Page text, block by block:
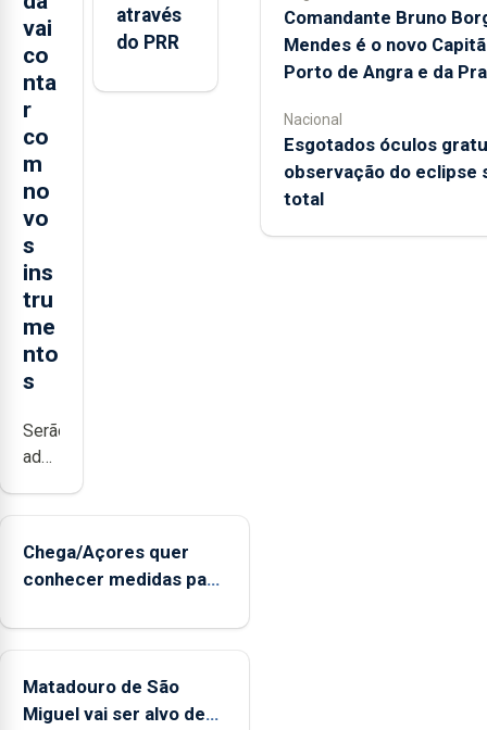
vai
co
nta
r
co
m
no
vo
s
ins
tru
me
nto
s
Serão
adquiridos
instrumentos
uma
harpa,
permitindo
reforçar
através
do PRR
Chega/Açores quer
conhecer medidas para
pública regional
Matadouro de São
Miguel vai ser alvo de
Comandante Bruno
Mendes é o novo
Porto de Angra e da
Nacional
Esgotados óculos
observação do eclipse
total